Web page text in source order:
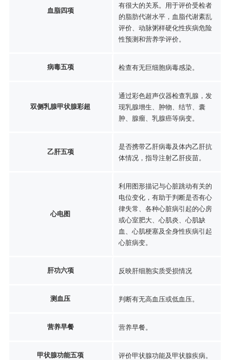
血脂四项
有很大的关系。用于评价受检者
的脂肪代谢水平，血脂代谢紊乱
评价、动脉粥样硬化性疾病危险
性预测和营养学评价。
病毒五项 检查有无巨细胞病毒感染。
双侧乳腺甲状腺彩超
通过彩色超声仪器检查乳腺，发
现乳腺增生、肿物、结节、囊
肿、腺瘤、乳腺癌等病变。
乙肝五项
是否携带乙肝病毒及体内乙肝抗
体情况，指导注射乙肝疫苗。
心电图
利用图形描记与心脏跳动有关的
电位变化，有助于判断是否有心
律失常、各种心脏病引起的心房
或心室肥大、心肌炎、心肌缺
血、心肌梗塞及全身性疾病引起
心脏病变。
肝功六项 反映肝细胞实质受损情况
测血压 判断有无高血压或低血压。
营养早餐 营养早餐。
甲状腺功能五项 评价甲状腺功能及甲状腺疾病。